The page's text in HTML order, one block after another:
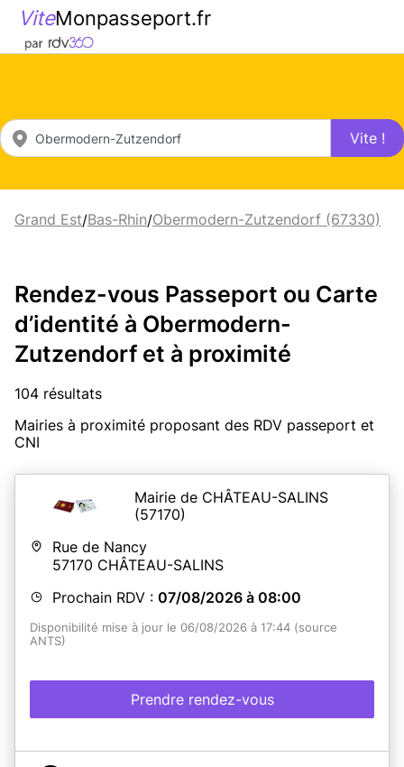
ViteMonpasseport.fr
Vite !
Grand Est/Bas-Rhin/Obermodern-Zutzendorf (67330)
Rendez-vous Passeport ou Carte
d’identité à Obermodern-
Zutzendorf et à proximité
104 résultats
Mairies à proximité proposant des RDV passeport et
CNI
Mairie de CHÂTEAU-SALINS
(57170)
Rue de Nancy
57170 CHÂTEAU-SALINS
Prochain RDV : 07/08/2026 à 08:00
Disponibilité mise à jour le 06/08/2026 à 17:44 (source
ANTS)
Prendre rendez-vous